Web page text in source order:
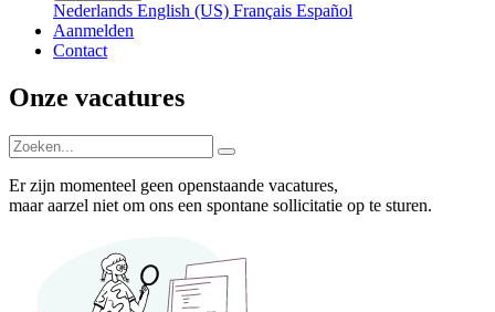
Nederlands English (US) Français Español
Aanmelden
Contact
Onze vacatures
Er zijn momenteel geen openstaande vacatures,
maar aarzel niet om ons een spontane sollicitatie op te sturen.